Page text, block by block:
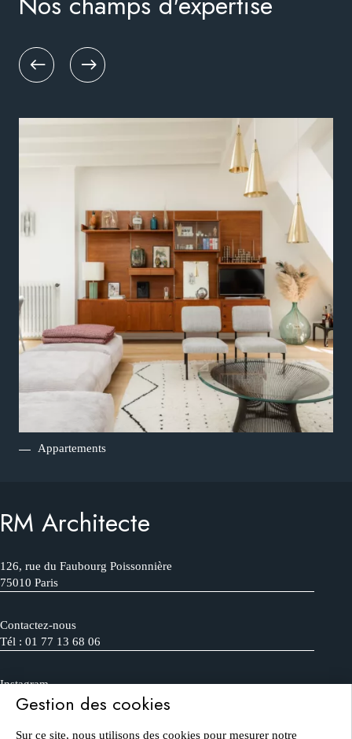
Appartements
RM Architecte
126, rue du Faubourg Poissonnière
75010 Paris
Contactez-nous
Tél : 01 77 13 68 06
Instagram
FAQGestion des cookies
Sur ce site, nous utilisons des cookies pour mesurer notre